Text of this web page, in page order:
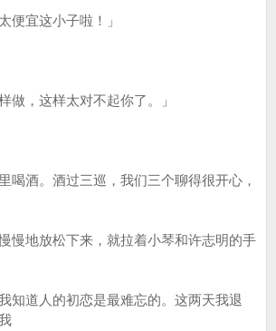
便宜这小子啦！」
做，这样太对不起你了。」
喝酒。酒过三巡，我们三个聊得很开心，
慢地放松下来，就拉着小琴和许志明的手
知道人的初恋是最难忘的。这两天我退